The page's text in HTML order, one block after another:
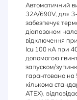
Автоматичний
32A/690V, для
забезпечує
діапазоном
відключення
Icu 100 кА при
допомогою
запуском/
гарантовано на
кількома
ATEX),